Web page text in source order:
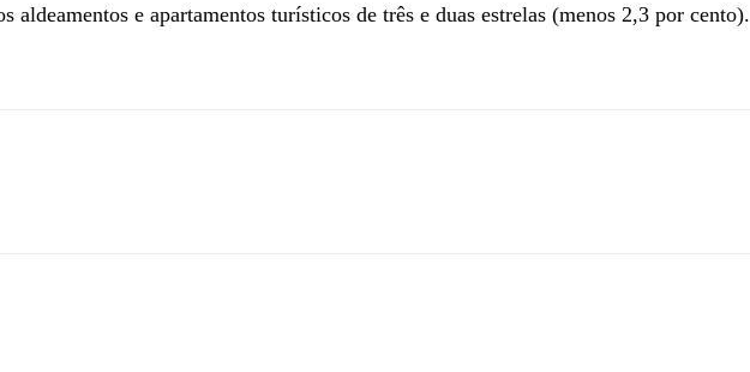
aldeamentos e apartamentos turísticos de três e duas estrelas (menos 2,3 por cento).